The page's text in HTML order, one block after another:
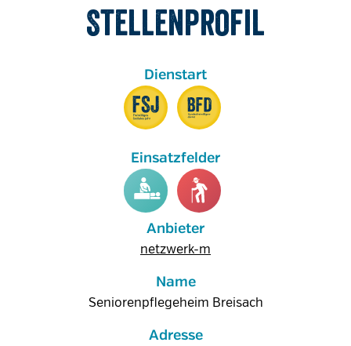
Stellenprofil
Anbieter
netzwerk-m
Name
Seniorenpflegeheim Breisach
Adresse